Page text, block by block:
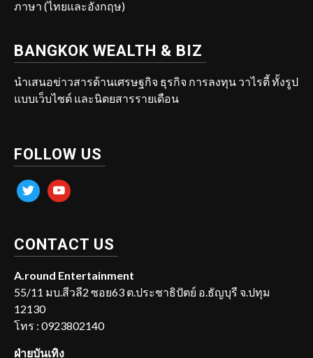
ภาษา (ไทยและอังกฤษ)
BANGKOK WEALTH & BIZ
นำเสนอข่าวสารด้านเศรษฐกิจ ธุรกิจ การลงทุน วาไรตี้ ทั้งรูป
แบบเว็บไซต์ และนิตยสารรายเดือน
FOLLOW US
twitter youtube
CONTACT US
A.round Entertainment
55/11 มบ.สีวลี2 ซอย63 ต.ประชาธิปัตย์ อ.ธัญบุรี จ.ปทุม
12130
โทร : 0923802140
ฝ่ายบันเทิง